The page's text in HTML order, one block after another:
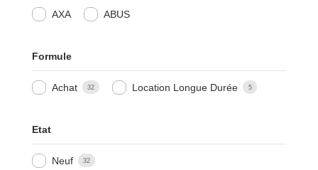
AXA
ABUS
Formule
Achat 32 Location Longue Durée 5
Etat
Neuf 32